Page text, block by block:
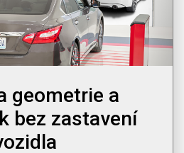
geometrie a
bez zastavení